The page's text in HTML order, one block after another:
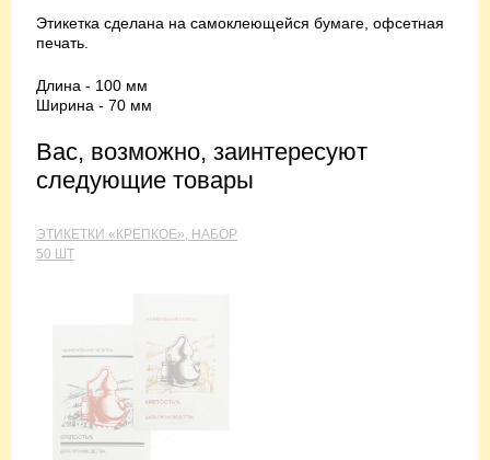
Этикетка сделана на самоклеющейся бумаге, офсетная
печать.
Длина - 100 мм
Ширина - 70 мм
Вас, возможно, заинтересуют
следующие товары
ЭТИКЕТКИ «КРЕПКОЕ», НАБОР
50 ШТ